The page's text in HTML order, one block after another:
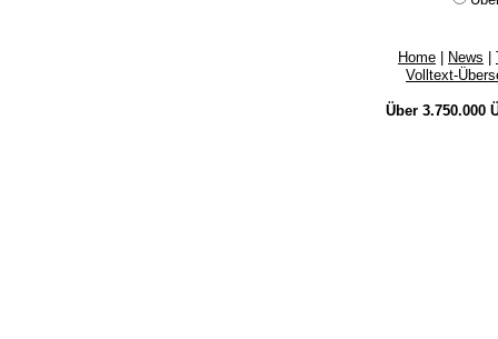
Home News
Volltext-
Über 3.750.000